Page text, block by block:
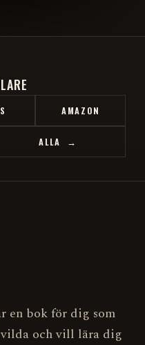
AMAZON
ALLA →
en bok för dig som
vilda och vill lära dig